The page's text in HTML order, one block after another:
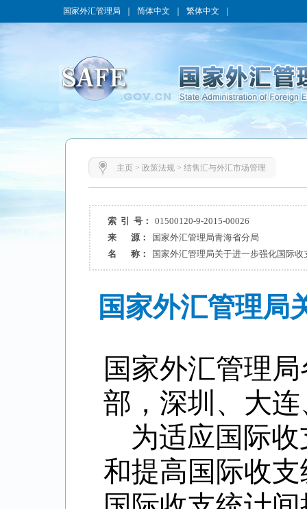
国家外汇管理局 简体中文 繁体中文
主页> 政策法规> 结售汇与外汇市场管理
索 引 号：
01500120-9-2015-00026
来 源：
国家外汇管理局青海省分局
名 称：
国家外汇管理局关于进一步强化国际收
国家外汇管理局
国家外汇管理
部，深圳、大
为适应国际收
和提高国际收